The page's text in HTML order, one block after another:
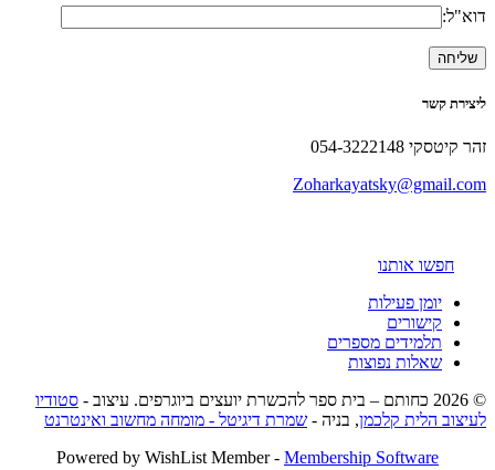
דוא"ל:
ליצירת קשר
זהר קיטסקי 054-3222148
Zoharkayatsky@gmail.com
חפשו אותנו
יומן פעילות
קישורים
תלמידים מספרים
שאלות נפוצות
© 2026 כחותם – בית ספר להכשרת יועצים ביוגרפים. עיצוב -
סטודיו
לעיצוב הלית קלכמן, בניה - שמרת דיגיטל - מומחה מחשוב ואינטרנט
Powered by WishList Member - Membership Software